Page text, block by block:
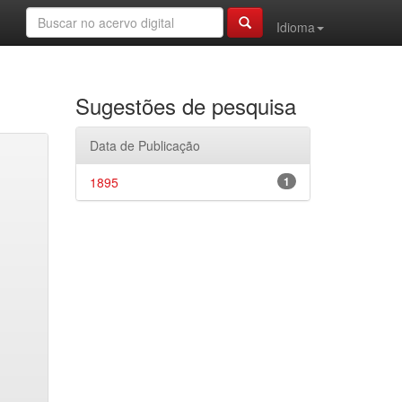
Idioma
Sugestões de pesquisa
Data de Publicação
1
1895